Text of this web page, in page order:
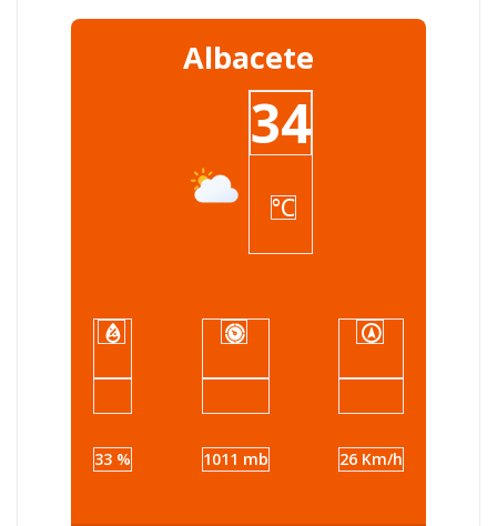
Albacete
34
°C
33 % 1011 mb 26 Km/h